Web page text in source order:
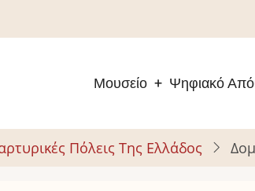
Μουσείο Ψηφιακό
Πόλεις Της Ελλάδος